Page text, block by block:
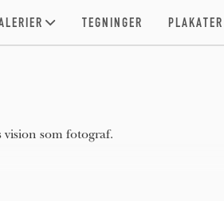
TEGNINGER PLAKATER
som fotograf.
som giver en dokumentarisk